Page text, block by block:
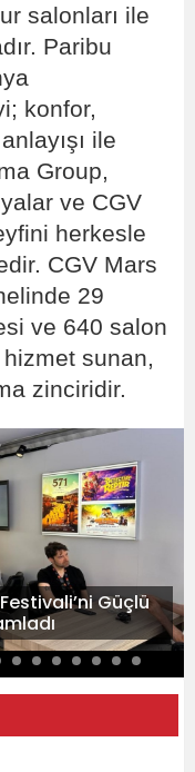
salonları ile
Paribu
konfor,
ile
Group,
ve CGV
herkesle
CGV Mars
29
ve 640 salon
sunan,
zinciridir.
Güçlü